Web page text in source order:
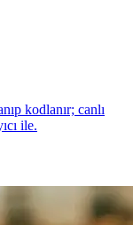
kodlanır; canlı
ile.